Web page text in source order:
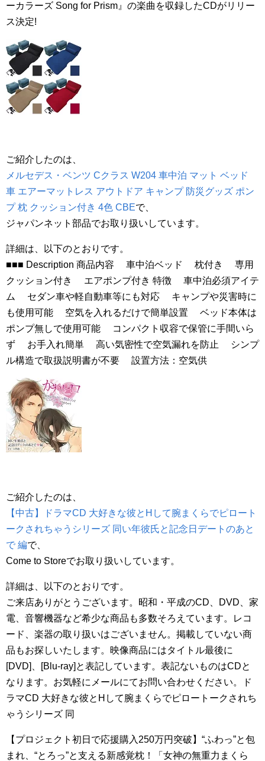
ーカラーズ Song for Prism』の楽曲を収録したCDがリリー
ス決定!
ご紹介したのは、
メルセデス・ベンツ Cクラス W204 車中泊 マット ベッド
車 エアーマットレス アウトドア キャンプ 防災グッズ ポン
プ 枕 クッション付き 4色 CBEで、
ジャパンネット部品でお取り扱いしています。
詳細は、以下のとおりです。
■■■ Description 商品内容 車中泊ベッド 枕付き 専用
クッション付き エアポンプ付き 特徴 車中泊必須アイテ
ム セダン車や軽自動車等にも対応 キャンプや災害時に
も使用可能 空気を入れるだけで簡単設置 ベッド本体は
ポンプ無しで使用可能 コンパクト収容で保管に手間いら
ず お手入れ簡単 高い気密性で空気漏れを防止 シンプ
ル構造で取扱説明書が不要 設置方法：空気供
ご紹介したのは、
【中古】ドラマCD 大好きな彼とHして腕まくらでピロート
ークされちゃうシリーズ 同い年彼氏と記念日デートのあと
で 編で、
Come to Storeでお取り扱いしています。
詳細は、以下のとおりです。
ご来店ありがとうございます。昭和・平成のCD、DVD、家
電、音響機器など希少な商品も多数そろえています。レコ
ード、楽器の取り扱いはございません。掲載していない商
品もお探しいたします。映像商品にはタイトル最後に
[DVD]、[Blu-ray]と表記しています。表記ないものはCDと
なります。お気軽にメールにてお問い合わせください。ド
ラマCD 大好きな彼とHして腕まくらでピロートークされち
ゃうシリーズ 同
【プロジェクト初日で応援購入250万円突破】“ふわっ”と包
まれ、“とろっ”と支える新感覚枕！「女神の無重力まくら